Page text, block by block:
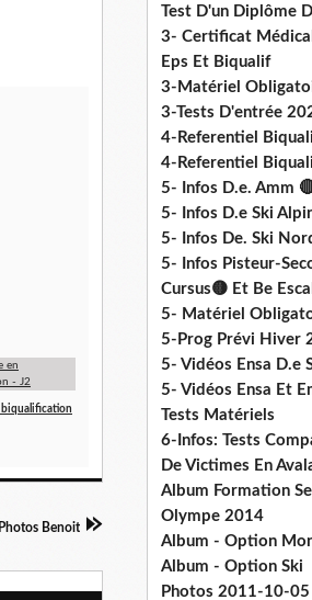
biqualification
Photos Benoit
Test D'un Diplôme
3- Certificat
Eps Et Biqualif
3-Matériel
3-Tests D'entrée
4-Referentiel
4-Referentiel
5- Infos D.e. Amm
5- Infos D.e Ski
5- Infos De. Ski
5- Infos Pisteur-
Cursus🟡 Et Be
5- Matériel
5-Prog Prévi Hiver
5- Vidéos Ensa D.e
5- Vidéos Ensa Et
Tests Matériels
6-Infos: Tests
De Victimes En
Album Formation
Olympe 2014
Album - Option
Album - Option Ski
Photos 2011-10-05